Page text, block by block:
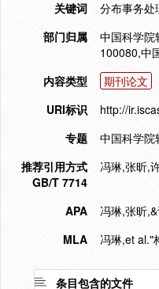
关键词
分布事务处
部门归属
中国科学院
100080,中
内容类型
期刊论文
URI标识
http://
专题
中国科学院
推荐引用方式
GB/T 7714
冯琳,张昕,
APA
冯琳,张昕
MLA
冯琳,et al."
条目包含的文件